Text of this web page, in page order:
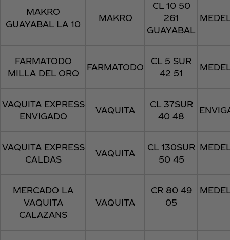
MAKRO
GUAYABAL LA 10
MAKRO
CL 10 50
261
GUAYABAL
FARMATODO
MILLA DEL ORO
FARMATODO
CL 5 SUR
42 51
VAQUITA EXPRESS
ENVIGADO
VAQUITA
CL 37SUR
40 48
VAQUITA EXPRESS
CALDAS
VAQUITA
CL 130SUR
50 45
MERCADO LA
VAQUITA
CALAZANS
VAQUITA
CR 80 49
05